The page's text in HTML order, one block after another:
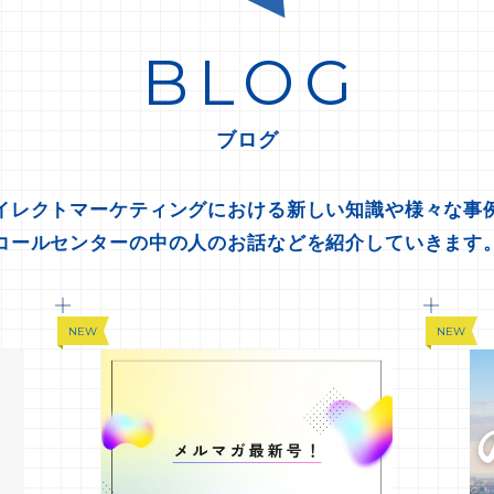
BLOG
ブログ
レクトマーケティングにおける新しい知識や様々な事
ールセンターの中の人のお話などを紹介していきます